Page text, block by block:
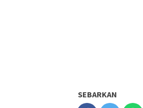
SEBARKAN